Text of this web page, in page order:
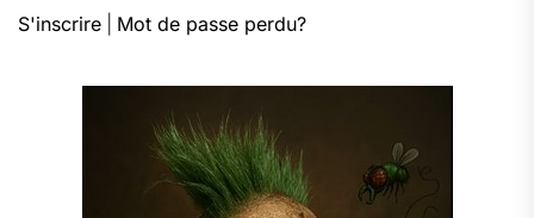
S'inscrire Mot de passe perdu?